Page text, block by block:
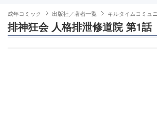
成年コミック 出版社／著者一覧 キルタイムコミュ
排神狂会 人格排泄修道院 第1話